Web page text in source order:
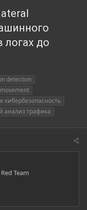
логах до
detection
анализ трафика
Red Team